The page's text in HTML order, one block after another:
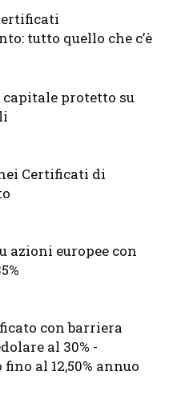
tutto quello che c’è
protetto su
Certificati di
azioni europee con
con barriera
al 30% -
al 12,50% annuo